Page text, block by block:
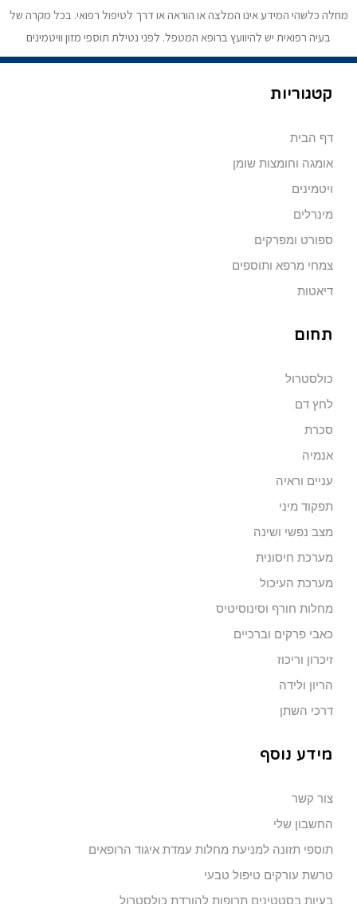
מחלה כלשהי המידע אינו המלצה או הוראה או דרך לטיפול רפואי. בכל מקרה של
בעיה רפואית יש להיוועץ ברופא המטפל. לפני נטילת תוספי מזון וויטמינים
קטגוריות
דף הבית
אומגה וחומצות שומן
ויטמינים
מינרלים
ספורט ומפרקים
צמחי מרפא ותוספים
דיאטות
תחום
כולסטרול
לחץ דם
סכרת
אנמיה
עניים וראיה
תפקוד מיני
מצב נפשי ושינה
מערכת חיסונית
מערכת העיכול
מחלות חורף וסינוסיטיס
כאבי פרקים וברכיים
זיכרון וריכוז
הריון ולידה
דרכי השתן
מידע נוסף
צור קשר
החשבון שלי
תוספי תזונה למניעת מחלות עמדת איגוד הרופאים
טרשת עורקים טיפול טבעי
בעיות בסטטינים תרופות להורדת כולסטרול